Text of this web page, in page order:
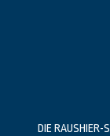
DIE RAUSHIER-